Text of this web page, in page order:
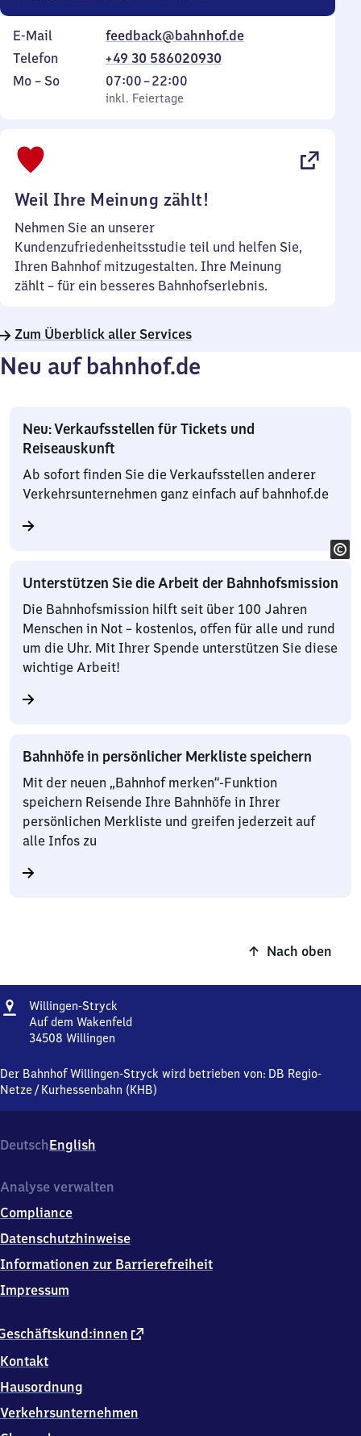
E-Mail
feedback@bahnhof.de
Telefon
+49 30 586020930
Montag
Mo – So,
inkl. Feiertage
07:00–22:00
Von
7
inkl. Feiertage
Weil Ihre Meinung zählt!
Nehmen Sie an unserer
Kundenzufriedenheitsstudie teil und helfen Sie,
Ihren Bahnhof mitzugestalten. Ihre Meinung
zählt – für ein besseres Bahnhofserlebnis.
Zum Überblick aller Services
Neu auf bahnhof.de
Neu: Verkaufsstellen für Tickets und
Reiseauskunft
Ab sofort finden Sie die Verkaufsstellen anderer
Verkehrsunternehmen ganz einfach auf bahnhof.de
Unterstützen Sie die Arbeit der Bahnhofsmission
Die Bahnhofsmission hilft seit über 100 Jahren
Menschen in Not – kostenlos, offen für alle und rund
um die Uhr. Mit Ihrer Spende unterstützen Sie diese
wichtige Arbeit!
Bahnhöfe in persönlicher Merkliste speichern
Mit der neuen „Bahnhof merken“-Funktion
speichern Reisende Ihre Bahnhöfe in Ihrer
persönlichen Merkliste und greifen jederzeit auf
alle Infos zu
Nach oben
Adresse
Willingen-Stryck
Stryck
Auf dem Wakenfeld
34508 Willingen
Stryck,
Auf
4
0
Willingen
Der Bahnhof Willingen-Stryck wird betrieben von: DB Regio-
Netze /Kurhessenbahn (KHB)
DeutschEnglish
externer
Kontakt
Hausordnung
Verkehrsunternehmen
Analyse verwalten
Compliance
Datenschutzhinweise
Informationen zur Barrierefreiheit
Impressum